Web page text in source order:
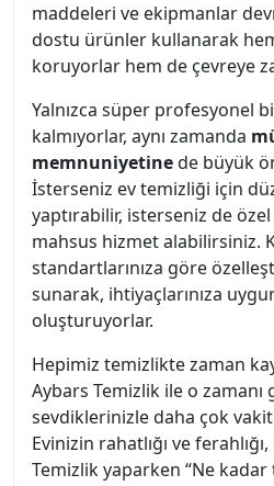
maddeleri ve ekipmanlar
dostu ürünler kullanarak hem
koruyorlar hem de çevreye
Yalnızca süper profesyonel
kalmıyorlar, aynı zamanda
memnuniyetinede büyük
İsterseniz ev temizliği için
yaptırabilir, isterseniz de
mahsus hizmet alabilirsiniz.
standartlarınıza göre
sunarak, ihtiyaçlarınıza
oluşturuyorlar.
Hepimiz temizlikte zaman
Aybars Temizlik ile o zamanı
sevdiklerinizle daha çok
Evinizin rahatlığı ve
Temizlik yaparken “Ne